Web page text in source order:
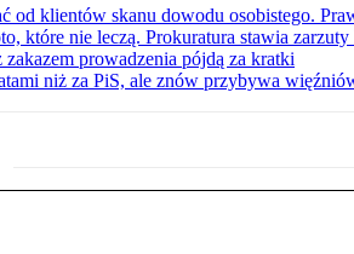
od klientów skanu dowodu osobistego.
które nie leczą. Prokuratura stawia
prowadzenia pójdą za kratki
niż za PiS, ale znów przybywa